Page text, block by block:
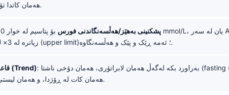
هەمان کاتدا تۆ باش بەهێز بیت.
پشکنینی بەهێز/هەڵسەنگاندنی فورس
زیاترە لە 3× لیمیتی سەرەکی (upper limit)؛ ئەمە ڕێک و پێک و هەڵسەنگاوە.
قاعدەی ڕێس/ڕێژە (Trend): بەراورد بکە لەگەڵ هەمان لابراتۆری، هەمان دۆخی ناشتا (fasting state)،
هەمان کات لە ڕۆژدا، و هەمان لیستی سوپڵێمێنتەکان.